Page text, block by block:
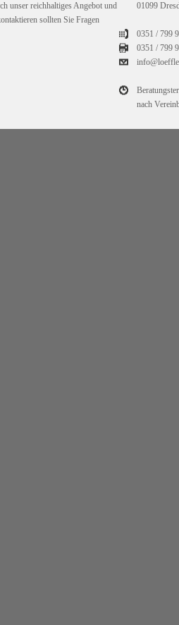
unser reichhaltiges Angebot und
sollten Sie Fragen
01099
0351 / 799
0351 /799
nach